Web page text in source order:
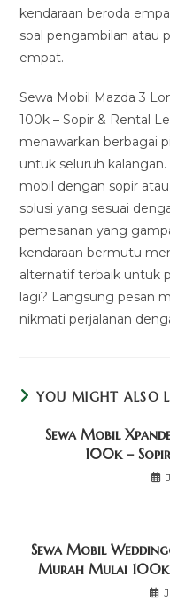
kendaraan beroda
soal pengambilan atau
empat.
Sewa Mobil Mazda 3
100k – Sopir & Rental
menawarkan berbagai
untuk seluruh
mobil dengan sopir
solusi yang sesuai
pemesanan yang
kendaraan bermutu
alternatif terbaik untuk
lagi? Langsung pesan
nikmati perjalanan
YOU MIGHT ALSO
Sewa Mobil
100k –
Sewa Mobil
Murah Mulai 100k